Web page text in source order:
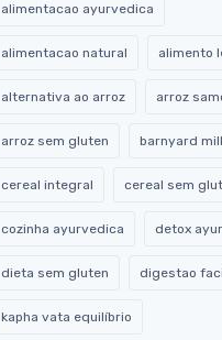
alimentacao ayurvedica
alimentacao natural alimento
alternativa ao arroz arroz
arroz sem gluten barnyard
cereal integral cereal sem
cozinha ayurvedica detox
dieta sem gluten digestao
kapha vata equilíbrio